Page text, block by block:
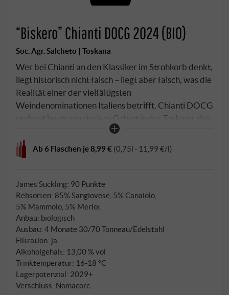
“Biskero” Chianti DOCG 2024 (BIO)
Soc. Agr. Salcheto | Toskana
Wer bei Chianti an den Klassiker im Strohkorb denkt,
liegt historisch nicht falsch – liegt aber falsch, was die
Realität einer der vielfältigsten
Weindenominationen Italiens betrifft. Chianti DOCG
umfasst heute ein riesiges Gebiet in der Toskana, das
von Florenz bis nach Siena reicht und sieben
Subzonen einschließt: Colli Senesi, Colli Fiorentini,
Rufina, Montalbano, Montespertoli, Colli Aretini –
eigene DOCG trägt. Was bleibt, ist eine
Denomination mit großer geographischer Breite, die
das toskanische Hinterland abbildet – und in der
man, wenn man es ernst meint, faszinierend ehrliche
Weine machen kann, heute auch ohne Fiasco
Classico.
Ab 6 Flaschen je 8,99 € (0,75l · 11,99 €/l)
James Suckling: 90 Punkte
Rebsorten: 85% Sangiovese, 5% Canaiolo,
5% Mammolo, 5% Merlot
Anbau: biologisch
Ausbau: 4 Monate 30/70 Tonneau/Edelstahl
Filtration: ja
Alkoholgehalt: 13,00 % vol
Trinktemperatur: 16‑18 °C
Lagerpotenzial: 2029+
Verschluss: Nomacorc